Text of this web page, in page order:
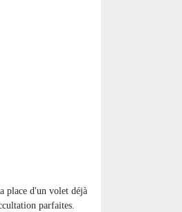
place d'un volet déjà
parfaites.